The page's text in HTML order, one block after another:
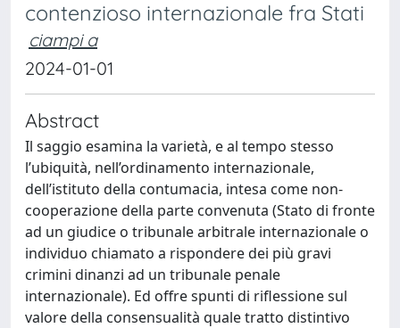
contenzioso internazionale fra Stati
ciampi a
2024-01-01
Abstract
Il saggio esamina la varietà, e al tempo stesso
l’ubiquità, nell’ordinamento internazionale,
dell’istituto della contumacia, intesa come non-
cooperazione della parte convenuta (Stato di fronte
ad un giudice o tribunale arbitrale internazionale o
individuo chiamato a rispondere dei più gravi
crimini dinanzi ad un tribunale penale
internazionale). Ed offre spunti di riflessione sul
valore della consensualità quale tratto distintivo